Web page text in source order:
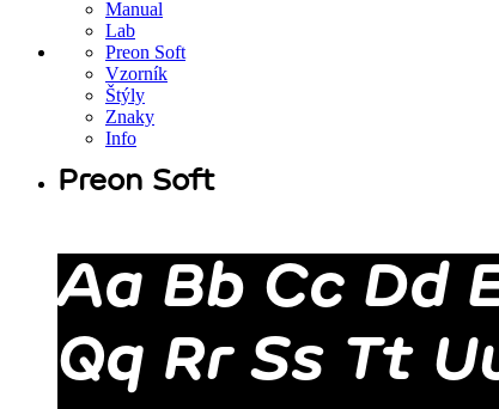
Manual
Lab
Preon Soft
Vzorník
Štýly
Znaky
Info
Preon Soft
Aa Bb Cc Dd
Qq Rr Ss Tt